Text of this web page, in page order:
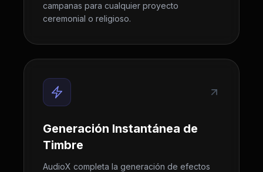
campanas para cualquier proyecto
ceremonial o religioso.
Generación Instantánea de
Timbre
AudioX completa la generación de efectos